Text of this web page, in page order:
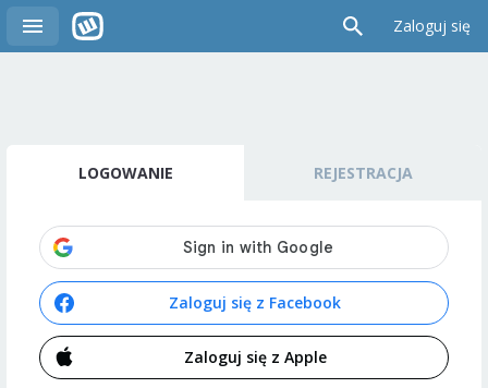
Zaloguj się
LOGOWANIE REJESTRACJA
Zaloguj się z Facebook
Zaloguj się z Apple